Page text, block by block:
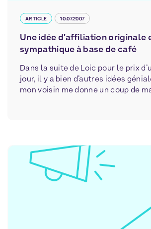
ARTICLE 10.07.2007
Une idée d’affiliation originale
sympathique à base de café
Dans la suite de Loic pour le prix
jour, il y a bien d’autres idées
mon voisin me donne un coup de